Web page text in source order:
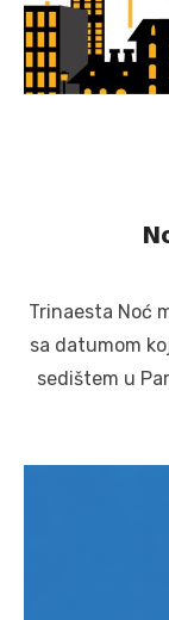
Trinaesta Noć
sa datumom
sedištem u